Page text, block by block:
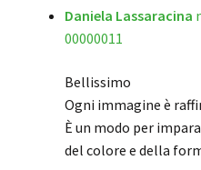
Valorado en5
de 5
Daniela Lassaracina
00000011
Bellissimo
Ogni immagine è
È un modo per
del colore e della